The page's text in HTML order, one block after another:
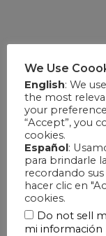
ByThe Other Way
We Use
English: We
the most
your
“Accept”, you
cookies.
Español :
para brindarle
recordando sus
hacer clic en
cookies.
Do not sell
mi información